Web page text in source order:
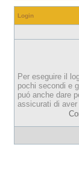
Login
Per eseguire il
pochi secondi e
puó anche dare
assicurati di aver